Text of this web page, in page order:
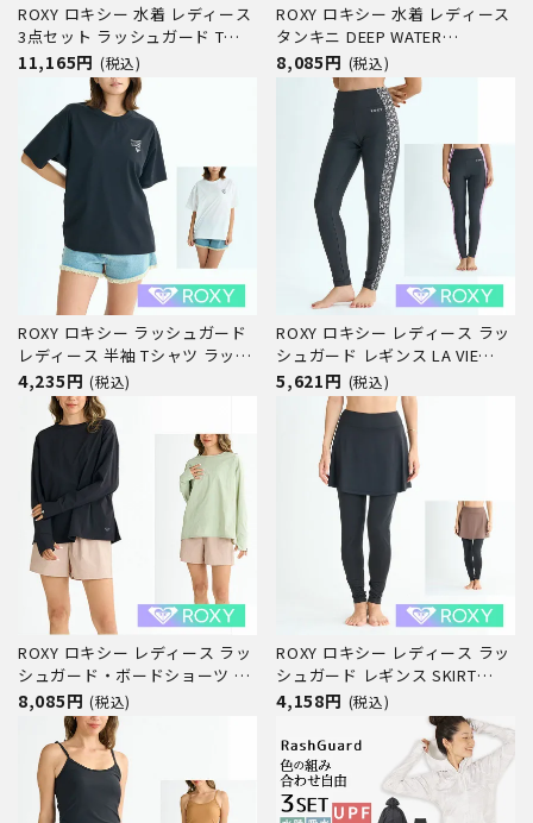
ROXY ロキシー 水着 レディース
3点セット ラッシュガード Tシ
ャツ ブラトップ サーフパンツ
ROXY STEP RSW251002 ラッシ
ュT スポーツブラ ボードショー
ツ セットアップ ウェットスーツ
インナー サーフ サーフィン
11,165円 (税込)
ROXY ロキシー 水着 レディース
タンキニ DEEP WATER
RSW251001 ラッシュガード サ
ーフパンツ セットアップ ウェッ
トスーツ インナー タンクトップ
ボードショーツ サーフ サーフィ
ン ブランド
8,085円 (税込)
ROXY ロキシー ラッシュガード
レディース 半袖 Tシャツ ラッシ
ュTシャツ HISTORICAL LOGO
LINE RLY252020 水陸両用 体型
カバー UVカット 速乾 水着 サー
フ サーフィン ブランド
4,235円 (税込)
ROXY ロキシー レディース ラッ
シュガード レギンス LA VIE
LEGGINGS RLY252023 水陸両用
体型カバー UVカット 水着 スイ
ムレギンス トレンカ サーフパン
ツ サーフ サーフィン ブランド
5,621円 (税込)
ROXY ロキシー レディース ラッ
シュガード・ボードショーツ 2
点セット ラッシュTシャツ HEAR
THE WAVES RLY251039 水陸両
用 半袖 Tシャツ サーフパンツ セ
ットアップ 水着 サーフ サーフ
ィン ブランド UVカット 体型
8,085円 (税込)
ROXY ロキシー レディース ラッ
シュガード レギンス SKIRT
LEGGINGS RLY251046 水陸両用
体型カバー UVカット 水着 スイ
ムレギンス トレンカ スカート
型 サーフパンツ サーフ サーフ
ィン ブランド
4,158円 (税込)